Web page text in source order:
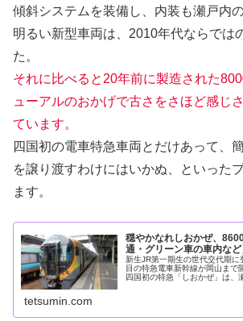
傾斜システムを装備し、内装も瀬戸内
明るい新型車両は、2010年代ならでは
た。
それに比べると20年前に製造された
ューアルのおかげで古さをさほど感じ
ています。
四国初の電車特急車両とだけあって、
を譲り渡すわけにはいかぬ、といった
ます。
穏やかなれしおかぜ、
通・グリーン車の車内など
新生JR第一期生の世代交代期
目の特急電車新幹線が岡山まで
四国初の特急「しおかぜ」は、
tetsumin.com